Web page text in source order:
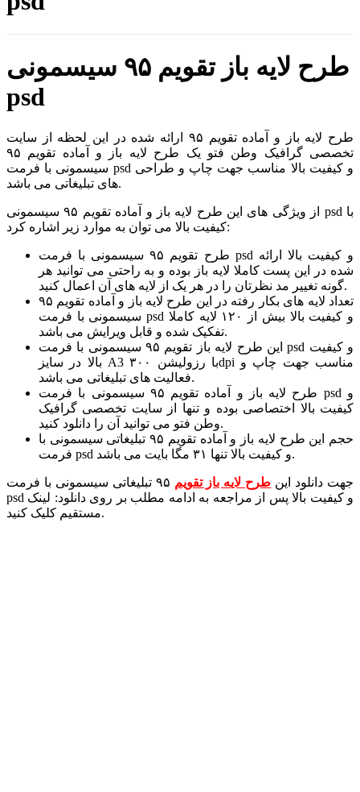
طرح لایه باز تقویم ۹۵ سیسمونی
psd
طرح لایه باز و آماده تقویم ۹۵ ارائه شده در این لحظه از سایت
تخصصی گرافیک وطن فتو یک طرح لایه باز و آماده تقویم ۹۵
سیسمونی با فرمت psd و کیفیت بالا مناسب جهت چاپ و طراحی
های تبلیغاتی می باشد.
از ویژگی های این طرح لایه باز و آماده تقویم ۹۵ سیسمونی psd با
کیفیت بالا می توان به موارد زیر اشاره کرد:
طرح تقویم ۹۵ سیسمونی با فرمت psd و کیفیت بالا ارائه
شده در این پست کاملا لایه باز بوده و به راحتی می توانید هر
گونه تغییر مد نظرتان را در هر یک از لایه های آن اعمال کنید.
تعداد لایه های بکار رفته در این طرح لایه باز و آماده تقویم ۹۵
سیسمونی با فرمت psd و کیفیت بالا بیش از ۱۲۰ لایه کاملا
تفکیک شده و قابل ویرایش می باشد.
این طرح لایه باز تقویم ۹۵ سیسمونی با فرمت psd و کیفیت
بالا در سایز A3 با رزولیشن ۳۰۰dpi مناسب جهت چاپ و
فعالیت های تبلیغاتی می باشد.
طرح لایه باز و آماده تقویم ۹۵ سیسمونی با فرمت psd و
کیفیت بالا اختصاصی بوده و تنها از سایت تخصصی گرافیک
وطن فتو می توانید آن را دانلود کنید.
حجم این طرح لایه باز و آماده تقویم ۹۵ تبلیغاتی سیسمونی با
فرمت psd و کیفیت بالا تنها ۳۱ مگا بایت می باشد.
جهت دانلود این طرح لایه باز تقویم
۹۵ تبلیغاتی سیسمونی با فرمت
psd و کیفیت بالا پس از مراجعه به ادامه مطلب بر روی دانلود: لینک
مستقیم کلیک کنید.